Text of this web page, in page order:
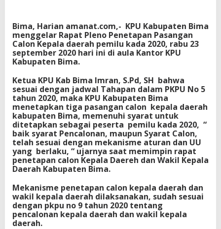
2
0
2
0
Bima, Harian amanat.com,- KPU Kabupaten Bima
menggelar Rapat Pleno Penetapan Pasangan
Calon Kepala daerah pemilu kada 2020, rabu 23
september 2020 hari ini di aula Kantor KPU
Kabupaten Bima.
Ketua KPU Kab Bima Imran, S.Pd, SH bahwa
sesuai dengan jadwal Tahapan dalam PKPU No 5
tahun 2020, maka KPU Kabupaten Bima
menetapkan tiga pasangan calon kepala daerah
kabupaten Bima, memenuhi syarat untuk
ditetapkan sebagai peserta pemilu kada 2020, “
baik syarat Pencalonan, maupun Syarat Calon,
telah sesuai dengan mekanisme aturan dan UU
yang berlaku, “ ujarnya saat memimpin rapat
penetapan calon Kepala Daereh dan Wakil Kepala
Daerah Kabupaten Bima.
Mekanisme penetapan calon kepala daerah dan
wakil kepala daerah dilaksanakan, sudah sesuai
dengan pkpu no 9 tahun 2020 tentang
pencalonan kepala daerah dan wakil kepala
daerah.